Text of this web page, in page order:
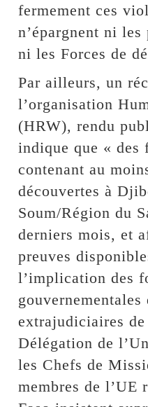
fermement ces
n’épargnent ni
ni les Forces de
Par ailleurs, un
l’organisation
(HRW), rendu
indique que « des
contenant au
découvertes à
Soum/Région du
derniers mois, et
preuves
l’implication des
gouvernementales
extrajudiciaires de
Délégation de
les Chefs de
membres de l’UE